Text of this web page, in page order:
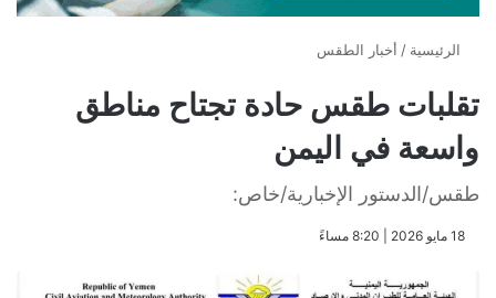
الرئيسية / أخبار الطقس
تقلبات طقس حادة تجتاح مناطق
واسعة في اليمن
طقس/الدستور الإخبارية/خاص:
​18 مايو 2026 | 8:20 مساءً